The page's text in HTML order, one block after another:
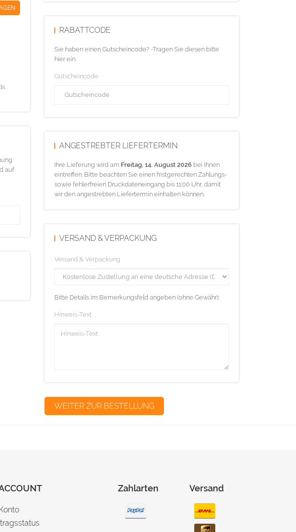
auf
RABATTCODE
Sie haben einen Gutscheincode? -Tragen Sie diesen bitte
hier ein.
Gutscheincode
ANGESTREBTER LIEFERTERMIN
Ihre Lieferung wird am Freitag, 14. August 2026bei Ihnen
eintreffen. Bitte beachten Sie einen fristgerechten Zahlungs-
sowie fehlerfreien Druckdateneingang bis 11:00 Uhr, damit
wir den angestrebten Liefertermin einhalten können.
VERSAND & VERPACKUNG
Versand & Verpackung
Bitte Details im Bemerkungsfeld angeben (ohne Gewähr):
Hinweis-Text
Zahlarten Versand